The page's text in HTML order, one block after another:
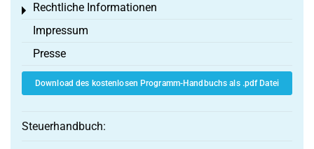
Rechtliche Informationen
Toggle menu
Impressum
Presse
Download des kostenlosen Programm-Handbuchs als .pdf Datei
Steuerhandbuch: